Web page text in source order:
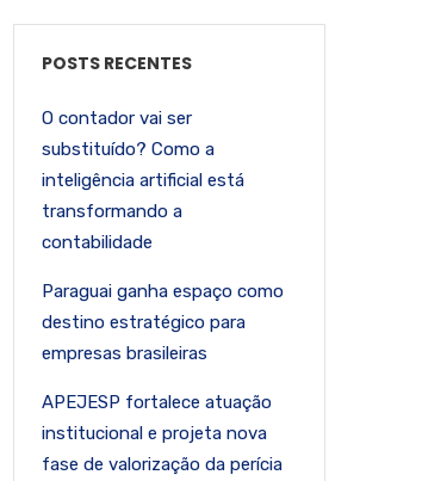
POSTS RECENTES
O contador vai ser
substituído? Como a
inteligência artificial está
transformando a
contabilidade
Paraguai ganha espaço como
destino estratégico para
empresas brasileiras
APEJESP fortalece atuação
institucional e projeta nova
fase de valorização da perícia